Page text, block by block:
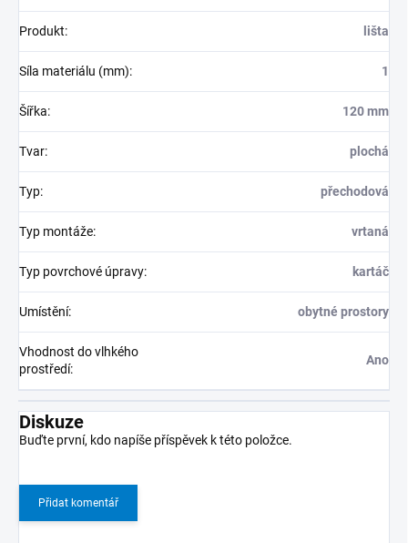
Produkt: lišta
Síla materiálu (mm): 1
Šířka: 120 mm
Tvar: plochá
Typ: přechodová
Typ montáže: vrtaná
Typ povrchové úpravy: kartáč
Umístění: obytné prostory
Vhodnost do vlhkého
prostředí:
Ano
Diskuze
Buďte první, kdo napíše příspěvek k této položce.
Přidat komentář